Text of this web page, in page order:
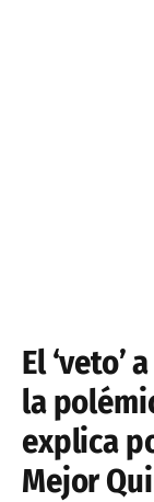
El ‘veto’
la
explica
Mejor